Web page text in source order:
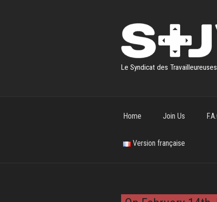
Le Syndicat des
Home Join Us
Version française